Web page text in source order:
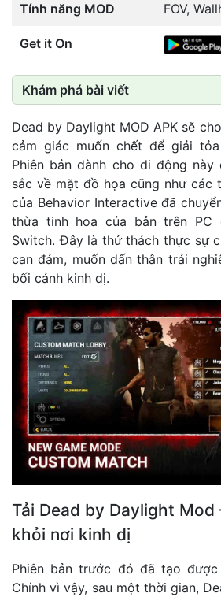
Tính năng MOD FOV,
Get it On
Khám phá bài viết
Dead by Daylight MOD APK sẽ
cảm giác muốn chết để giải
Phiên bản dành cho di động
sắc về mặt đồ họa cũng như các
của Behavior Interactive đã
thừa tinh hoa của bản trên PC
Switch. Đây là thử thách thực sự
can đảm, muốn dấn thân trải
bối cảnh kinh dị.
Tải Dead by Daylight Mod
khỏi nơi kinh dị
Phiên bản trước đó đã tạo
Chính vì vậy, sau một thời gian,